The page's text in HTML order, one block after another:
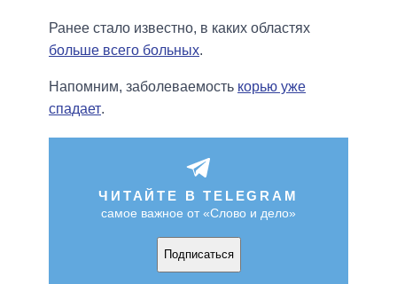
Ранее стало известно, в каких областях
больше всего больных.
Напомним, заболеваемость корью уже
спадает.
ЧИТАЙТЕ В TELEGRAM
самое важное от «Слово и дело»
Подписаться